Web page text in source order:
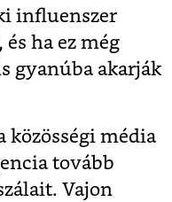
influenszer
ha ez még
gyanúba akarják
közösségi média
tovább
Vajon